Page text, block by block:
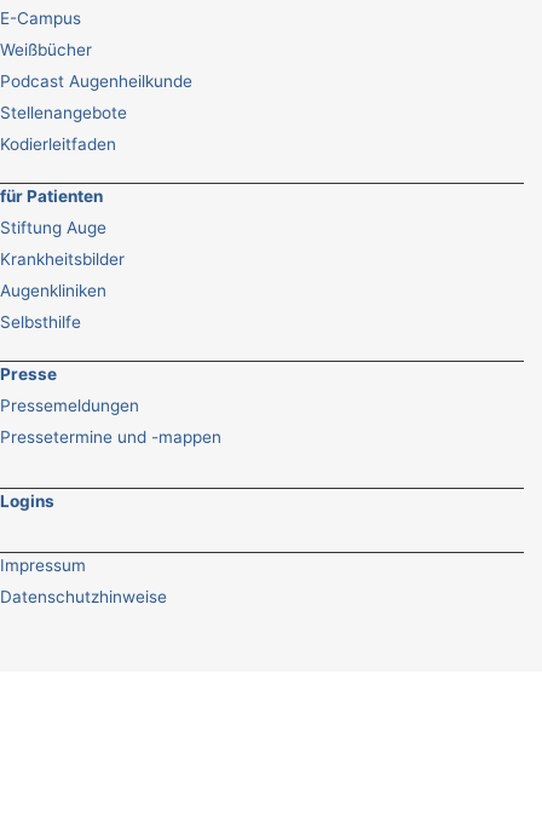
E-Campus
Weißbücher
Podcast Augenheilkunde
Stellenangebote
Kodierleitfaden
für Patienten
Stiftung Auge
Krankheitsbilder
Augenkliniken
Selbsthilfe
Presse
Pressemeldungen
Pressetermine und -mappen
Logins
Impressum
Datenschutzhinweise